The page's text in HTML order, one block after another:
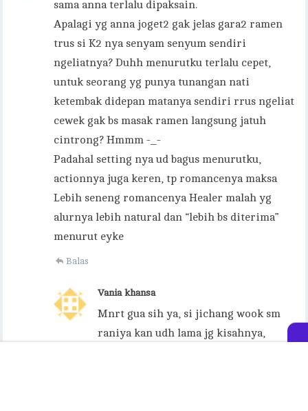
sama anna terlalu dipaksain.
Apalagi yg anna joget2 gak jelas gara2 ramen
trus si K2 nya senyam senyum sendiri
ngeliatnya? Duhh menurutku terlalu cepet,
untuk seorang yg punya tunangan nati
ketembak didepan matanya sendiri rrus ngeliat
cewek gak bs masak ramen langsung jatuh
cintrong? Hmmm -_-
Padahal setting nya ud bagus menurutku,
actionnya juga keren, tp romancenya maksa
Lebih seneng romancenya Healer malah yg
alurnya lebih natural dan “lebih bs diterima”
menurut eyke
Balas
Vania khansa
Mnrt gua sih ya, si jichang wook sm
raniya kan udh lama jg kisahnya,